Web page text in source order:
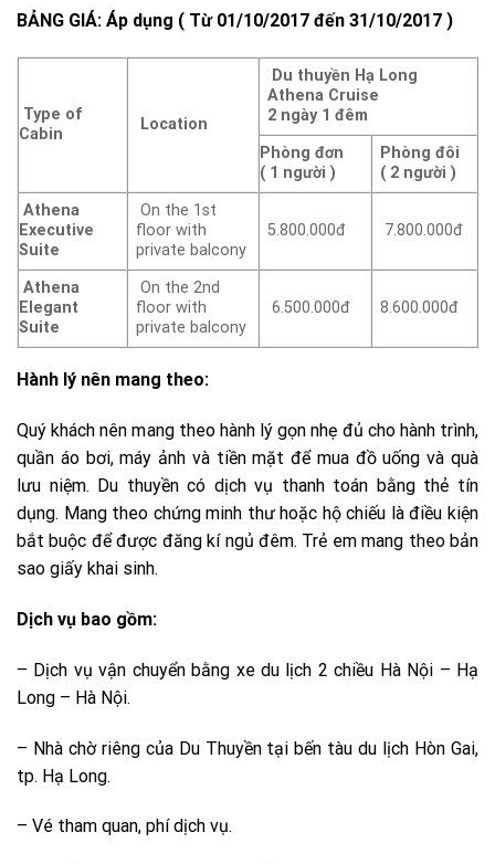
BẢNG GIÁ: Áp dụng ( Từ 01/10/2017 đến 31/10/2017 )
Type of
Cabin
Location
Du thuyền Hạ Long
Athena Cruise
2 ngày 1 đêm
Phòng đơn
( 1 người )
Phòng đôi
( 2 người )
Athena
Executive
Suite
On the 1st
floor with
private balcony
5.800.000đ 7.800.000đ
Athena
Elegant
Suite
On the 2nd
floor with
private balcony
6.500.000đ 8.600.000đ
Hành lý nên mang theo:
Quý khách nên mang theo hành lý gọn nhẹ đủ cho hành trình,
quần áo bơi, máy ảnh và tiền mặt để mua đồ uống và quà
lưu niệm. Du thuyền có dịch vụ thanh toán bằng thẻ tín
dụng. Mang theo chứng minh thư hoặc hộ chiếu là điều kiện
bắt buộc để được đăng kí ngủ đêm. Trẻ em mang theo bản
sao giấy khai sinh.
Dịch vụ bao gồm:
– Dịch vụ vận chuyển bằng xe du lịch 2 chiều Hà Nội – Hạ
Long – Hà Nội.
– Nhà chờ riêng của Du Thuyền tại bến tàu du lịch Hòn Gai,
tp. Hạ Long.
– Vé tham quan, phí dịch vụ.